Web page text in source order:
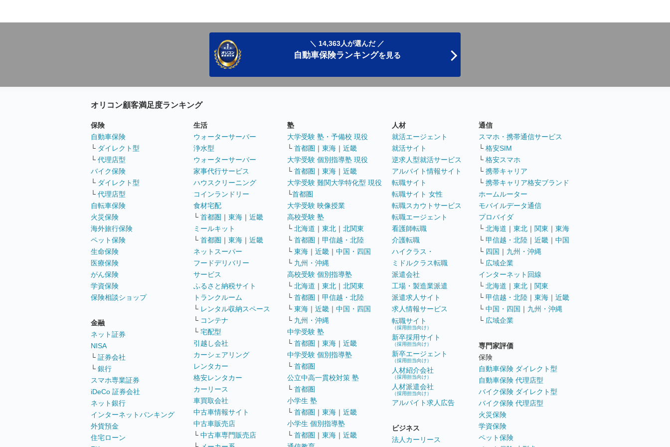
＼ 14,363人が選んだ ／
自動車保険ランキングを見る
オリコン顧客満足度ランキング
保険
自動車保険
└ ダイレクト型
└ 代理店型
バイク保険
└ ダイレクト型
└ 代理店型
自転車保険
火災保険
海外旅行保険
ペット保険
生命保険
医療保険
がん保険
学資保険
保険相談ショップ
金融
ネット証券
NISA
└ 証券会社
└ 銀行
スマホ専業証券
iDeCo 証券会社
ネット銀行
インターネットバンキング
外貨預金
住宅ローン
生活
ウォーターサーバー
浄水型
ウォーターサーバー
家事代行サービス
ハウスクリーニング
コインランドリー
食材宅配
└ 首都圏 ｜ 東海 ｜ 近畿
ミールキット
└ 首都圏 ｜ 東海 ｜ 近畿
ネットスーパー
フードデリバリー
サービス
ふるさと納税サイト
トランクルーム
└ レンタル収納スペース
└ コンテナ
└ 宅配型
引越し会社
カーシェアリング
レンタカー
格安レンタカー
カーリース
車買取会社
中古車情報サイト
中古車販売店
└ 中古車専門販売店
塾
大学受験 塾・予備校 現役
└ 首都圏 ｜ 東海 ｜ 近畿
大学受験 個別指導塾 現役
└ 首都圏 ｜ 東海 ｜ 近畿
大学受験 難関大学特化型 現役
└首都圏
大学受験 映像授業
高校受験 塾
└ 北海道 ｜ 東北 ｜ 北関東
└ 首都圏 ｜ 甲信越・北陸
└ 東海 ｜ 近畿 ｜ 中国・四国
└ 九州・沖縄
高校受験 個別指導塾
└ 北海道 ｜ 東北 ｜ 北関東
└ 首都圏 ｜ 甲信越・北陸
└ 東海 ｜ 近畿 ｜ 中国・四国
└ 九州・沖縄
中学受験 塾
└ 首都圏 ｜ 東海 ｜ 近畿
中学受験 個別指導塾
└ 首都圏
公立中高一貫校対策 塾
└ 首都圏
小学生 塾
└ 首都圏 ｜ 東海 ｜ 近畿
小学生 個別指導塾
└ 首都圏 ｜ 東海 ｜ 近畿
人材
就活エージェント
就活サイト
逆求人型就活サービス
アルバイト情報サイト
転職サイト
転職サイト 女性
転職スカウトサービス
転職エージェント
看護師転職
介護転職
ハイクラス・
ミドルクラス転職
派遣会社
工場・製造業派遣
派遣求人サイト
求人情報サービス
転職サイト
（採用担当向け）
新卒採用サイト
（採用担当向け）
新卒エージェント
（採用担当向け）
人材紹介会社
（採用担当向け）
人材派遣会社
（採用担当向け）
アルバイト求人広告
ビジネス
法人カーリース
通信
スマホ・携帯通信サービス
└ 格安SIM
└ 格安スマホ
└ 携帯キャリア
└ 携帯キャリア格安ブランド
ホームルーター
モバイルデータ通信
プロバイダ
└ 北海道 ｜ 東北 ｜ 関東 ｜ 東海
└ 甲信越・北陸 ｜ 近畿 ｜ 中国
└ 四国 ｜ 九州・沖縄
└ 広域企業
インターネット回線
└ 北海道 ｜ 東北 ｜ 関東
└ 甲信越・北陸 ｜ 東海 ｜ 近畿
└ 中国・四国 ｜ 九州・沖縄
└ 広域企業
専門家評価
保険
自動車保険 ダイレクト型
自動車保険 代理店型
バイク保険 ダイレクト型
バイク保険 代理店型
火災保険
学資保険
ペット保険